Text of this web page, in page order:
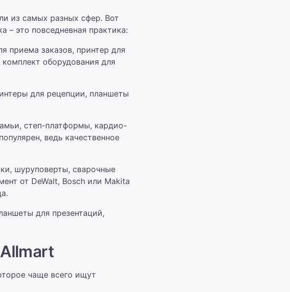
из самых разных сфер. Вот
– это повседневная практика:
приема заказов, принтер для
оборудования для
для рецепции, планшеты
степ-платформы, кардио-
ведь качественное
шуруповерты, сварочные
от DeWalt, Bosch или Makita
для презентаций,
чаще всего ищут